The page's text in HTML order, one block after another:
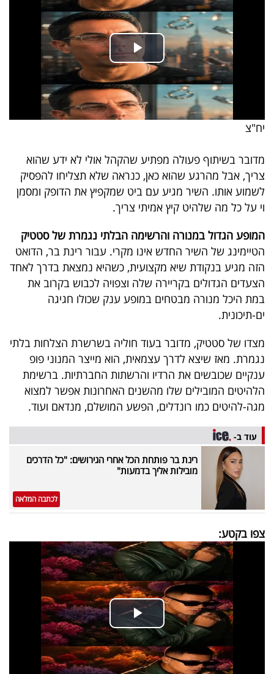
המילון
הכלכלי
פודקאסט
UNDER
שיתופי
פעולה
דרושים
ניוזלטרים
מייל
אדום
פרסמו
באייס
עקבו
אחרינו:
יח"צ
מדובר בשיתוף פעולה מפתיע שהקהל אולי לא ידע שהוא
צריך, אבל מהרגע שהוא כאן, כנראה שלא תצליחו להפסיק
לשמוע אותו. השיר מגיע עם ביט שמקפיץ את הדופק ומסמן
וי על כל מה שלהיט קיץ אמיתי צריך.
המופע הגדול במנורה והרשימה הבלתי נגמרת של סטטיק
הטיימינג של השיר החדש אינו מקרי. עבור רינת בר, הדואט
הזה מגיע בנקודת שיא מקצועית, כשהיא נמצאת בדרך לאחד
הצעדים הגדולים בקריירה שלה וצפויה לכבוש בקרוב את
במת היכל מנורה מבטחים במופע ענק שכולו חגיגה
ים-תיכונית.
מצדו של סטטיק, מדובר בעוד חוליה בשרשרת הצלחות בלתי
נגמרת. מאז שיצא לדרך עצמאית, הוא מייצר המנוני פופ
ענקיים שכובשים את הרדיו והרשתות החברתיות. ברשימת
הלהיטים המובילים שלו מהשנים האחרונות אפשר למצוא
מגה-להיטים כמו רונדלים, הפשע המושלם, מנדאם ועוד.
עוד ב-
רינת בר פותחת הכל אחרי הגירושים: "כל הדרכים
מובילות אליך בדמעות"
לכתבה המלאה
צפו בקטע: